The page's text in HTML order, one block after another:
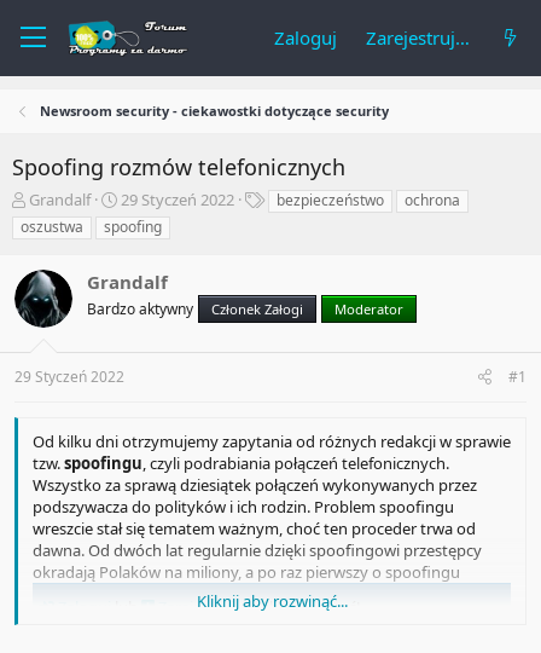
Zaloguj Zarejestruj się
Newsroom security - ciekawostki dotyczące security
Spoofing rozmów telefonicznych
A
u
t
r
t
e
m
a
Grandalf
R
o
z
o
c
ę
t
29 Styczeń 2022
Tbezpieczeństwo
ochrona
oszustwa
spoofing
Grandalf
Bardzo aktywny Członek Załogi Moderator
29 Styczeń 2022 #1
Od kilku dni otrzymujemy zapytania od różnych redakcji w sprawie
tzw.spoofingu , czyli podrabiania połączeń telefonicznych.
Wszystko za sprawą dziesiątek połączeń wykonywanych przez
podszywacza do polityków i ich rodzin. Problem spoofingu
wreszcie stał się tematem ważnym, choć ten proceder trwa od
dawna. Od dwóch lat regularnie dzięki spoofingowi przestępcy
okradają Polaków na miliony, a po raz pierwszy o spoofingu
Zarejestruj sięaby zobaczyć!
Kliknij aby rozwinąć...